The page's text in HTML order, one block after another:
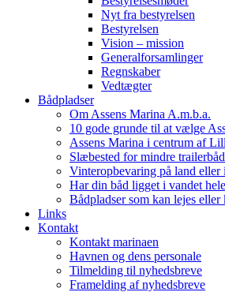
Nyt fra bestyrelsen
Bestyrelsen
Vision – mission
Generalforsamlinger
Regnskaber
Vedtægter
Bådpladser
Om Assens Marina A.m.b.a.
10 gode grunde til at vælge
Assens Marina i centrum af
Slæbested for mindre
Vinteropbevaring på land eller
Har din båd ligget i vandet
Bådpladser som kan lejes eller
Links
Kontakt
Kontakt marinaen
Havnen og dens personale
Tilmelding til nyhedsbreve
Framelding af nyhedsbreve